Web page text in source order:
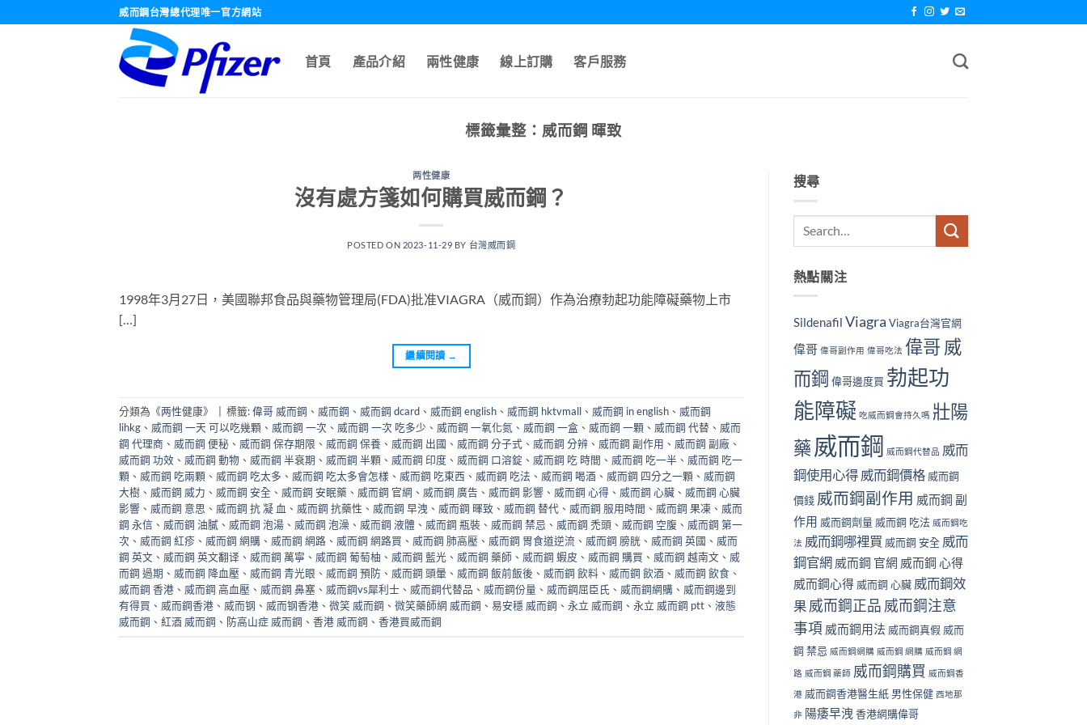
威而鋼台灣總代理唯一官方網站
首頁 產品介紹 兩性健康 線上訂購 客戶服務
標籤彙整： 威而鋼 暉致
两性健康
沒有處方箋如何購買威而鋼？
POSTED ON 2023-11-29 BY 台灣威而鋼
1998年3月27日，美國聯邦食品與藥物管理局(FDA)批准VIAGRA（威而鋼）作為治療勃起功能障礙藥物上市
[…]
繼續閱讀 →
分類為《两性健康》 標籤:偉哥 威而鋼 、 威而鋼 、 威而鋼 dcard 、 威而鋼 english 、 威而鋼 hktvmall 、 威而鋼 in english 、 威而鋼
lihkg 、 威而鋼 一天 可以吃幾顆 、 威而鋼 一次 、 威而鋼 一次 吃多少 、 威而鋼 一氧化氮 、 威而鋼 一盒 、 威而鋼 一顆 、 威而鋼 代替 、 威而
鋼 代理商 、 威而鋼 便秘 、 威而鋼 保存期限 、 威而鋼 保養 、 威而鋼 出國 、 威而鋼 分子式 、 威而鋼 分辨 、 威而鋼 副作用 、 威而鋼 副廠 、
威而鋼 功效 、 威而鋼 動物 、 威而鋼 半衰期 、 威而鋼 半顆 、 威而鋼 印度 、 威而鋼 口溶錠 、 威而鋼 吃 時間 、 威而鋼 吃一半 、 威而鋼 吃一
顆 、 威而鋼 吃兩顆 、 威而鋼 吃太多 、 威而鋼 吃太多會怎樣 、 威而鋼 吃東西 、 威而鋼 吃法 、 威而鋼 喝酒 、 威而鋼 四分之一顆 、 威而鋼
大樹 、 威而鋼 威力 、 威而鋼 安全 、 威而鋼 安眠藥 、 威而鋼 官網 、 威而鋼 廣告 、 威而鋼 影響 、 威而鋼 心得 、 威而鋼 心臟 、 威而鋼 心臟
影響 、 威而鋼 意思 、 威而鋼 抗 凝 血 、 威而鋼 抗藥性 、 威而鋼 早洩 、 威而鋼 暉致 、 威而鋼 替代 、 威而鋼 服用時間 、 威而鋼 果凍 、 威而
鋼 永信 、 威而鋼 油膩 、 威而鋼 泡湯 、 威而鋼 泡澡 、 威而鋼 液體 、 威而鋼 瓶裝 、 威而鋼 禁忌 、 威而鋼 禿頭 、 威而鋼 空腹 、 威而鋼 第一
次 、 威而鋼 紅疹 、 威而鋼 網購 、 威而鋼 網路 、 威而鋼 網路買 、 威而鋼 肺高壓 、 威而鋼 胃食道逆流 、 威而鋼 膀胱 、 威而鋼 英國 、 威而
鋼 英文 、 威而鋼 英文翻译 、 威而鋼 萬寧 、 威而鋼 葡萄柚 、 威而鋼 藍光 、 威而鋼 藥師 、 威而鋼 蝦皮 、 威而鋼 購買 、 威而鋼 越南文 、 威
而鋼 過期 、 威而鋼 降血壓 、 威而鋼 青光眼 、 威而鋼 預防 、 威而鋼 頭暈 、 威而鋼 飯前飯後 、 威而鋼 飲料 、 威而鋼 飲酒 、 威而鋼 飲食 、
威而鋼 香港 、 威而鋼 高血壓 、 威而鋼 鼻塞 、 威而鋼vs犀利士 、 威而鋼代替品 、 威而鋼份量 、 威而鋼屈臣氏 、 威而鋼網購 、 威而鋼邊到
有得買 、 威而鋼香港 、 威而钢 、 威而钢香港 、 微笑 威而鋼 、 微笑藥師網 威而鋼 、 易安穩 威而鋼 、 永立 威而鋼 、 永立 威而鋼 ptt 、 液態
威而鋼 、 紅酒 威而鋼 、 防高山症 威而鋼 、 香港 威而鋼 、 香港買威而鋼
搜尋
熱點關注
Sildenafil Viagra Viagra台灣官網
偉哥 偉哥副作用 偉哥吃法 偉哥 威
而鋼 偉哥邊度買 勃起功
能障礙 吃威而鋼會持久嗎 壯陽
藥 威而鋼 威而鋼代替品 威而
鋼使用心得 威而鋼價格 威而鋼
價錢 威而鋼副作用 威而鋼 副
作用 威而鋼劑量 威而鋼 吃法 威而鋼吃
法 威而鋼哪裡買 威而鋼 安全 威而
鋼官網 威而鋼 官網 威而鋼 心得
威而鋼心得 威而鋼 心臟 威而鋼效
果 威而鋼正品 威而鋼注意
事項 威而鋼用法 威而鋼真假 威而
鋼 禁忌 威而鋼網購 威而鋼 網購 威而鋼 網
路 威而鋼 藥師 威而鋼購買 威而鋼香
港 威而鋼香港醫生紙 男性保健 西地那
非 陽痿早洩 香港網購偉哥